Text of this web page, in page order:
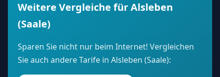
Weitere Vergleiche für Alsleben
(Saale)
Sparen Sie nicht nur beim Internet! Vergleichen
Sie auch andere Tarife in Alsleben (Saale):